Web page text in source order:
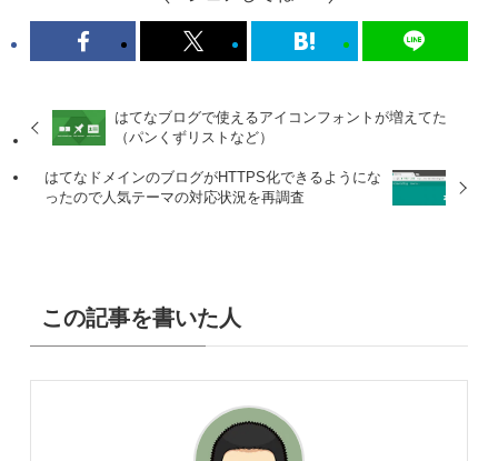
はてなブログで使えるアイコンフォントが増えてた
（パンくずリストなど）
はてなドメインのブログがHTTPS化できるようにな
ったので人気テーマの対応状況を再調査
この記事を書いた人